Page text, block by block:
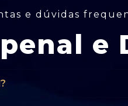
e dúvidas
e